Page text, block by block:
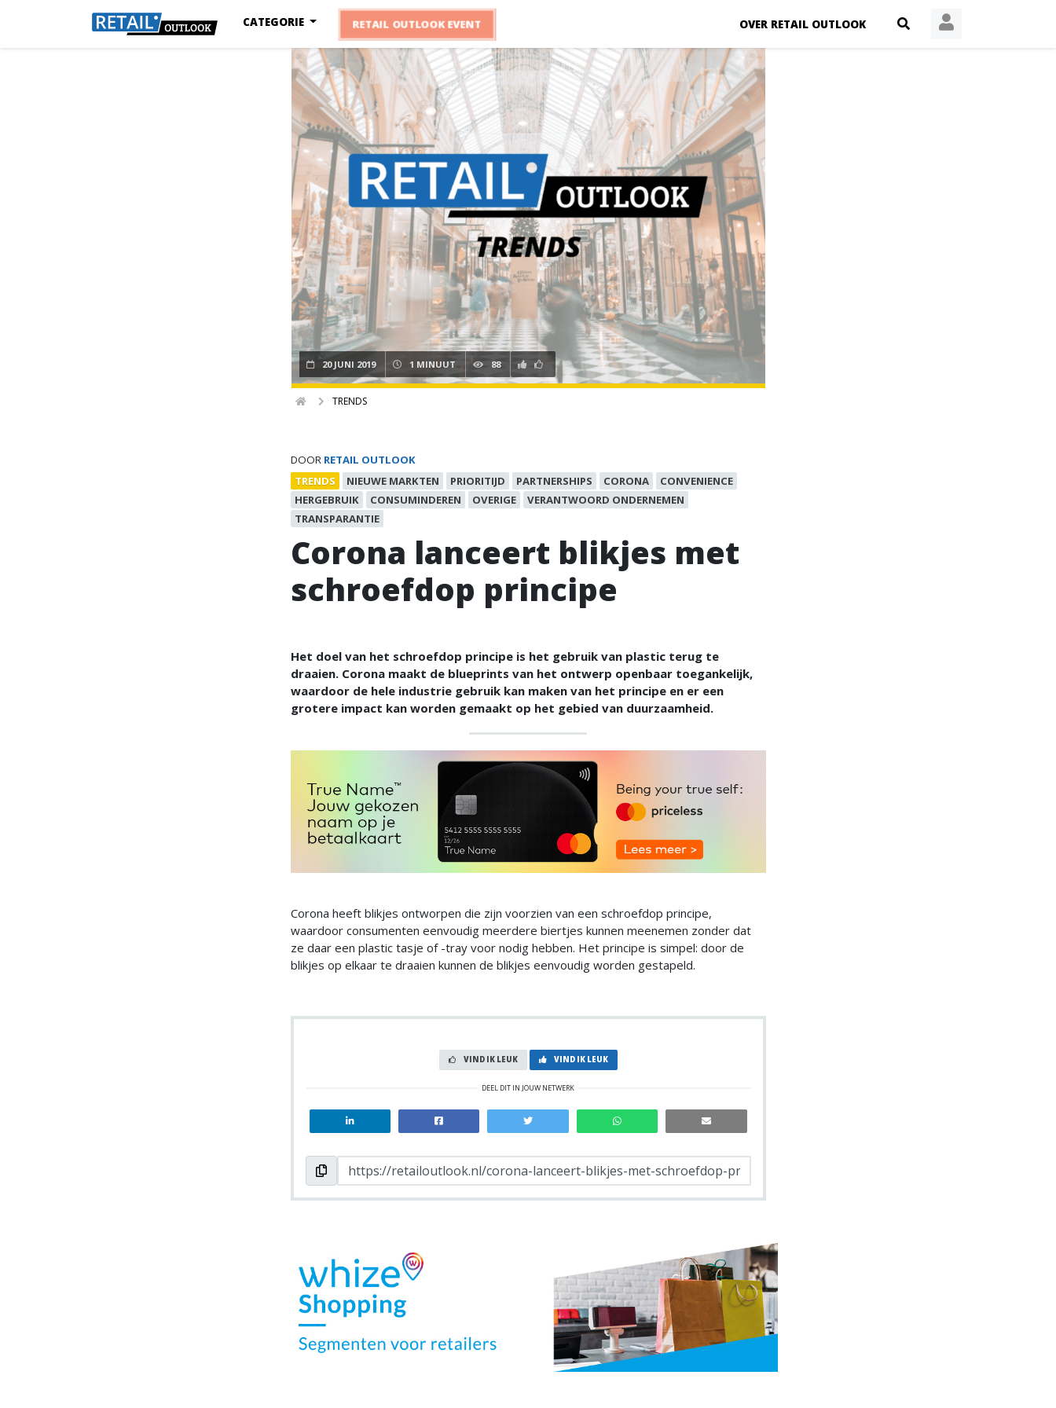
OVER RETAIL OUTLOOK
CATEGORIE RETAIL OUTLOOK EVENT
20 JUNI 2019 1 MINUUT 88
TRENDS
DOOR RETAIL OUTLOOK
TRENDS
NIEUWE MARKTEN PRIORITIJD PARTNERSHIPS CORONA
CONVENIENCE
HERGEBRUIK
CONSUMINDEREN OVERIGE
VERANTWOORD ONDERNEMEN
TRANSPARANTIE
Corona lanceert blikjes met
schroefdop principe
Het doel van het schroefdop principe is het gebruik van plastic terug te
draaien. Corona maakt de blueprints van het ontwerp openbaar toegankelijk,
waardoor de hele industrie gebruik kan maken van het principe en er een
grotere impact kan worden gemaakt op het gebied van duurzaamheid.
Corona heeft blikjes ontworpen die zijn voorzien van een schroefdop principe,
waardoor consumenten eenvoudig meerdere biertjes kunnen meenemen zonder dat
ze daar een plastic tasje of -tray voor nodig hebben. Het principe is simpel: door de
blikjes op elkaar te draaien kunnen de blikjes eenvoudig worden gestapeld.
VIND IK LEUK VIND IK LEUK
DEEL DIT IN JOUW NETWERK